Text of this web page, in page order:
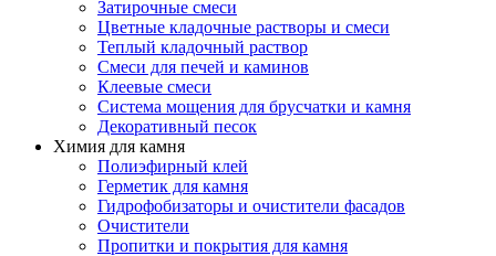
Затирочные смеси
Цветные кладочные растворы и смеси
Теплый кладочный раствор
Смеси для печей и каминов
Клеевые смеси
Система мощения для брусчатки и камня
Декоративный песок
Химия для камня
Полиэфирный клей
Герметик для камня
Гидрофобизаторы и очистители фасадов
Очистители
Пропитки и покрытия для камня